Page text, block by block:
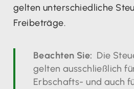
gelten unterschiedliche
Freibeträge.
Beachten Sie: Die
gelten ausschließlich
Erbschafts- und auch